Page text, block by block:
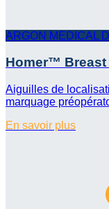
ARGON MEDICAL
Homer™
Aiguilles de
marquage
En savoir plus